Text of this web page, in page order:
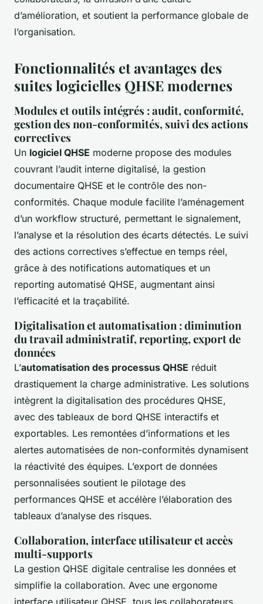
d’amélioration, et soutient la performance globale de
l’organisation.
Fonctionnalités et avantages des
suites logicielles QHSE modernes
Modules et outils intégrés : audit, conformité,
gestion des non-conformités, suivi des actions
correctives
Un logiciel QHSE moderne propose des modules
couvrant l’audit interne digitalisé, la gestion
documentaire QHSE et le contrôle des non-
conformités. Chaque module facilite l’aménagement
d’un workflow structuré, permettant le signalement,
l’analyse et la résolution des écarts détectés. Le suivi
des actions correctives s’effectue en temps réel,
grâce à des notifications automatiques et un
reporting automatisé QHSE, augmentant ainsi
l’efficacité et la traçabilité.
Digitalisation et automatisation : diminution
du travail administratif, reporting, export de
données
L’automatisation des processus QHSE réduit
drastiquement la charge administrative. Les solutions
intègrent la digitalisation des procédures QHSE,
avec des tableaux de bord QHSE interactifs et
exportables. Les remontées d’informations et les
alertes automatisées de non-conformités dynamisent
la réactivité des équipes. L’export de données
personnalisées soutient le pilotage des
performances QHSE et accélère l’élaboration des
tableaux d’analyse des risques.
Collaboration, interface utilisateur et accès
multi-supports
La gestion QHSE digitale centralise les données et
simplifie la collaboration. Avec une ergonome